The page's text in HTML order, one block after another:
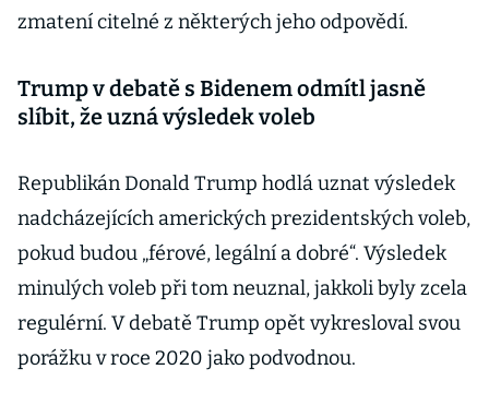
zmatení citelné z některých jeho odpovědí.
Trump v debatě s Bidenem odmítl jasně
slíbit, že uzná výsledek voleb
Republikán Donald Trump hodlá uznat výsledek
nadcházejících amerických prezidentských voleb,
pokud budou „férové, legální a dobré“. Výsledek
minulých voleb při tom neuznal, jakkoli byly zcela
regulérní. V debatě Trump opět vykresloval svou
porážku v roce 2020 jako podvodnou.